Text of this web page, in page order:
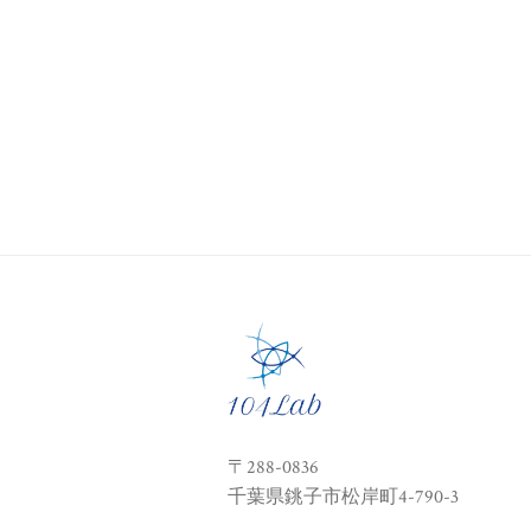
〒288-0836
千葉県銚子市松岸町4-790-3